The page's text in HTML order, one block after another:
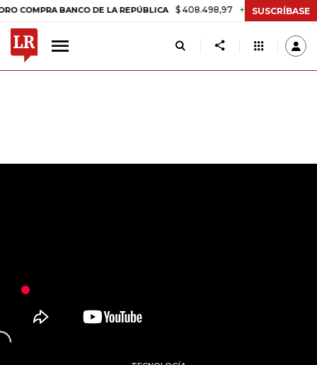
BANCO DE LA REPÚBLICA $ 408.498,97 +$ 8.753,81 +2,19%
SUSCRÍBASE